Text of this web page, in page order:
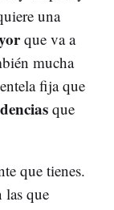
una
que va a
mucha
fija que
que
que tienes.
las que